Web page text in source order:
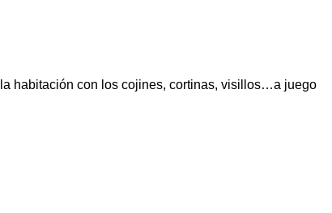
habitación con los cojines, cortinas, visillos…a juego